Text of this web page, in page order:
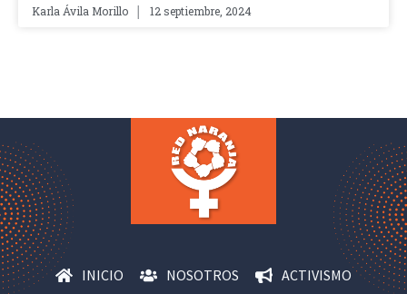
Karla Ávila Morillo 12 septiembre, 2024
INICIO NOSOTROS ACTIVISMO